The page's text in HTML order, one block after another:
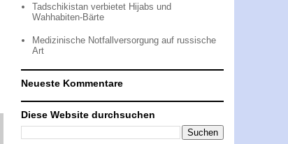
Tadschikistan verbietet Hijabs und
Wahhabiten-Bärte
Medizinische Notfallversorgung auf russische
Art
Neueste Kommentare
Diese Website durchsuchen